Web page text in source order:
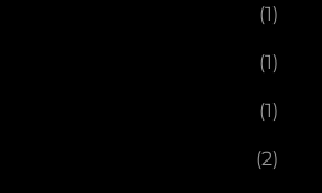
(1)
(1)
(1)
(2)